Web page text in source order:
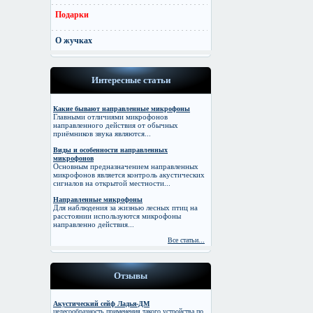
Подарки
О жучках
Интересные статьи
Какие бывают направленные микрофоны
Главными отличиями микрофонов
направленного действия от обычных
приёмников звука являются...
Виды и особенности направленных
микрофонов
Основным предназначением направленных
микрофонов является контроль акустических
сигналов на открытой местности...
Направленные микрофоны
Для наблюдения за жизнью лесных птиц на
расстоянии используются микрофоны
направленно действия...
Все статьи...
Отзывы
Акустический сейф Ладья-ДМ
целесообразность применения такого устройства по